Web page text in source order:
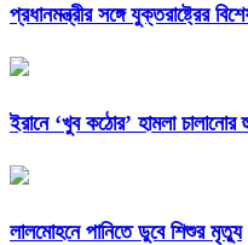
প্রধানমন্ত্রীর সঙ্গে যুক্তরাষ্ট্রের
ইরানে ‘খুব কঠোর’ হামলা চালানোর
লালমোহনে পানিতে ডুবে শিশুর মৃত্যু